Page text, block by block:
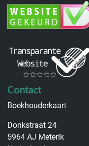
Contact
Boekhouderkaart
Donkstraat 24
5964 AJ Meterik